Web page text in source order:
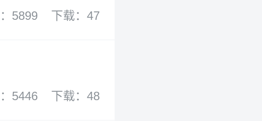
5899 下载：47
5446 下载：48